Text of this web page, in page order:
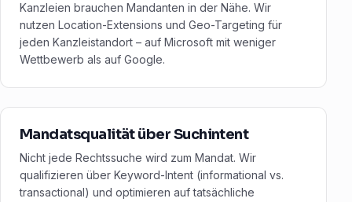
Kanzleien brauchen Mandanten in der Nähe. Wir
nutzen Location-Extensions und Geo-Targeting für
jeden Kanzleistandort – auf Microsoft mit weniger
Wettbewerb als auf Google.
Mandatsqualität über Suchintent
Nicht jede Rechtssuche wird zum Mandat. Wir
qualifizieren über Keyword-Intent (informational vs.
transactional) und optimieren auf tatsächliche